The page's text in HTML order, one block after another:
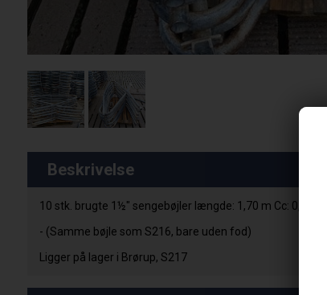
Beskrivelse
10 stk. brugte 1½" sengebøjler længde: 1,70 m Cc: 0,66 m
- (Samme bøjle som S216, bare uden fod)
Ligger på lager i Brørup, S217